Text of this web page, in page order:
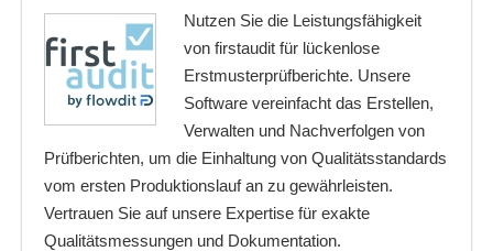
Nutzen Sie die Leistungsfähigkeit
von firstaudit für lückenlose
Erstmusterprüfberichte. Unsere
Software vereinfacht das Erstellen,
Verwalten und Nachverfolgen von
Prüfberichten, um die Einhaltung von Qualitätsstandards
vom ersten Produktionslauf an zu gewährleisten.
Vertrauen Sie auf unsere Expertise für exakte
Qualitätsmessungen und Dokumentation.